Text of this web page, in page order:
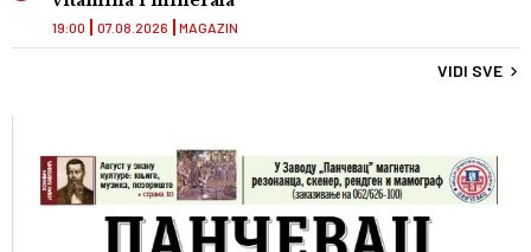
MAGAZIN
19:00 07.08.2026
VIDI SVE